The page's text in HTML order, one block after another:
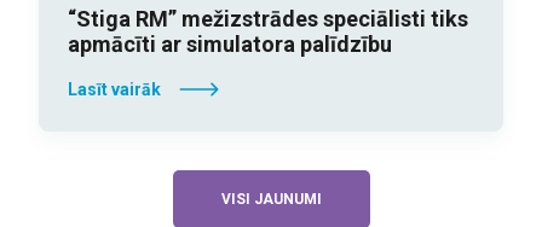
“Stiga RM” mežizstrādes speciālisti tiks
apmācīti ar simulatora palīdzību
Lasīt vairāk
VISI JAUNUMI